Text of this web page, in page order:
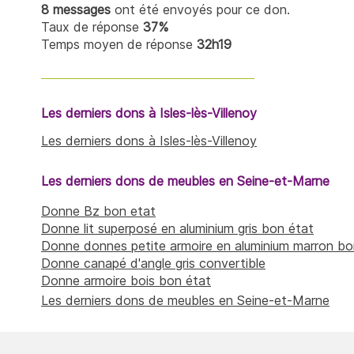
8 messages ont été envoyés pour ce don.
Taux de réponse 37%
Temps moyen de réponse 32h19
Les derniers dons à Isles-lès-Villenoy
Les derniers dons à Isles-lès-Villenoy
Les derniers dons de meubles en Seine-et-Marne
Donne Bz bon etat
Donne lit superposé en aluminium gris bon état
Donne donnes petite armoire en aluminium marron
Donne canapé d'angle gris convertible
Donne armoire bois bon état
Les derniers dons de meubles en Seine-et-Marne